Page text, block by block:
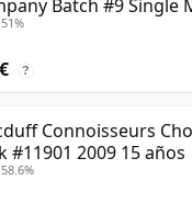
Batch #9 Single
?
Connoisseurs
#11901 2009 15 años